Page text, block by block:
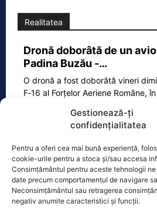
Gestionează-ți
confidențialitatea
Pentru a oferi cea mai bună experiență,
cookie-urile pentru a stoca și/sau accesa
Consimțământul pentru aceste tehnologii
date precum comportamentul de navigare
Neconsimțământul sau retragerea
negativ anumite caracteristici și funcții.
Realitatea
Dronă doborâtă de un
Padina Buzău -…
O dronă a fost doborâtă vineri
F‑16 al Forțelor Aeriene Române,
Ecopolitic
Bolojan dă undă verde
taie curentul